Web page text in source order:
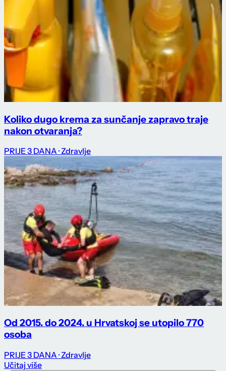
Koliko dugo krema za sunčanje zapravo traje
nakon otvaranja?
PRIJE 3 DANA · Zdravlje
Od 2015. do 2024. u Hrvatskoj se utopilo 770
osoba
PRIJE 3 DANA · Zdravlje
Učitaj više